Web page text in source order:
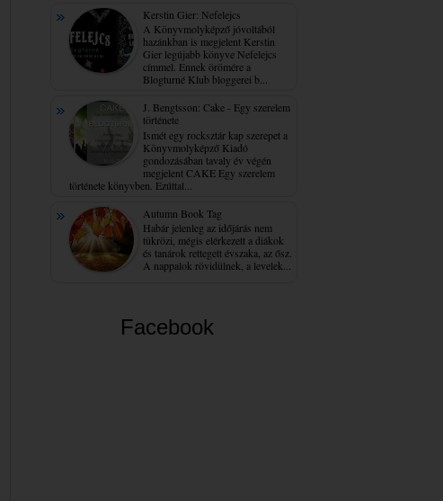
Kerstin Gier: Nefelejcs
A Könyvmolyképző jóvoltából
hazánkban is megjelent Kerstin
Gier legújabb könyve Nefelejcs
címmel. Ennek örömére a
Blogturné Klub bloggerei b...
J. Bengtsson: Cake - Egy ​szerelem
története
Ismét egy rocksztár kap szerepet a
Könyvmolyképző Kiadó
gondozásában tavaly év végén
megjelent CAKE Egy szerelem
története könyvben. Ezúttal...
Autumn Book Tag
Habár jelenleg az időjárás nem
tükrözi, mégis elérkezett a diákok
és tanárok rettegett évszaka, az ősz.
A nappalok rövidülnek, a levelek...
Facebook